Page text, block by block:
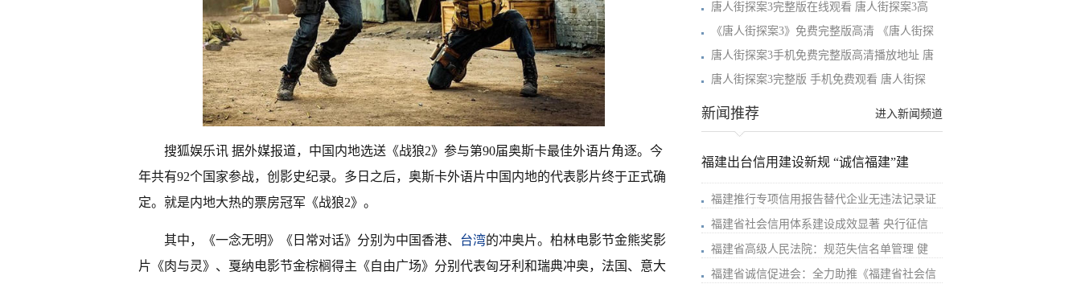
搜狐娱乐讯 据外媒报道，中国内地选送《战狼2》参与第90届奥斯卡最佳外语片角逐。今
年共有92个国家参战，创影史纪录。多日之后，奥斯卡外语片中国内地的代表影片终于正式确
定。就是内地大热的票房冠军《战狼2》。
其中，《一念无明》《日常对话》分别为中国香港、 台湾的冲奥片。柏林电影节金熊奖影
片《肉与灵》、戛纳电影节金棕榈得主《自由广场》分别代表匈牙利和瑞典冲奥，法国、意大
唐人街探案3完整版在线观看 唐人街探案3高
《唐人街探案3》免费完整版高清 《唐人街探
唐人街探案3手机免费完整版高清播放地址 唐
唐人街探案3完整版 手机免费观看 唐人街探
进入新闻频道
新闻推荐
福建出台信用建设新规 “诚信福建”建
福建推行专项信用报告替代企业无违法记录证
福建省社会信用体系建设成效显著 央行征信
福建省高级人民法院：规范失信名单管理 健
福建省诚信促进会：全力助推《福建省社会信